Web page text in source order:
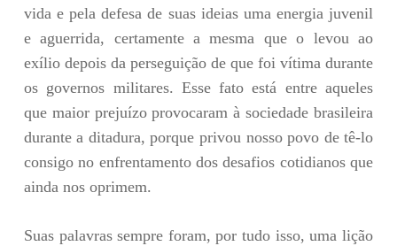
vida e pela defesa de suas ideias uma energia juvenil
e aguerrida, certamente a mesma que o levou ao
exílio depois da perseguição de que foi vítima durante
os governos militares. Esse fato está entre aqueles
que maior prejuízo provocaram à sociedade brasileira
durante a ditadura, porque privou nosso povo de tê-lo
consigo no enfrentamento dos desafios cotidianos que
ainda nos oprimem.
Suas palavras sempre foram, por tudo isso, uma lição